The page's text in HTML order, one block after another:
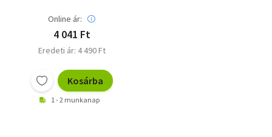
Online ár:
4 041 Ft
Eredeti ár: 4 490 Ft
Kosárba
1 - 2 munkanap